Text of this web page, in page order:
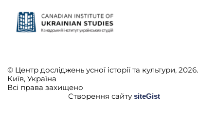
© Центр досліджень усної історії та культури, 2026.
Київ, Україна
Всі права захищено
Створення сайту siteGist